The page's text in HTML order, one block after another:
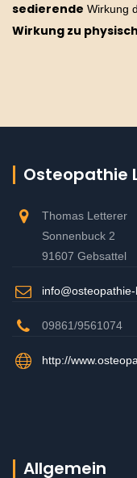
sedierende Wirkung
Wirkung zu
Osteopathie
Thomas Letterer
Sonnenbuck 2
91607 Gebsattel
09861/9561074
http://
Allgemein